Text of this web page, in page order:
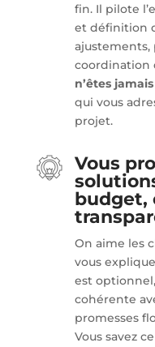
fin. Il pilote
et définition
ajustements,
coordination
n’êtes
qui vous
projet.
Vous
budget,
On aime les
vous
est
cohérente
promesses
Vous savez